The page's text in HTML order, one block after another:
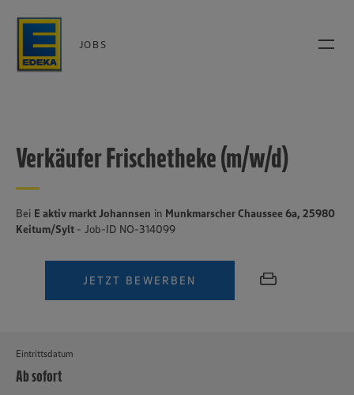
JOBS
Verkäufer Frischetheke (m/w/d)
Bei E aktiv markt Johannsen in Munkmarscher Chaussee 6a, 25980
Keitum/Sylt - Job-ID NO-314099
JETZT BEWERBEN
Eintrittsdatum
Ab sofort